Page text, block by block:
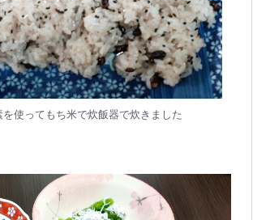
を使ってもち米で炊飯器で炊きました